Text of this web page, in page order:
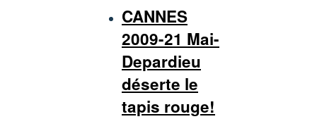
CANNES
2009-21 Mai-
Depardieu
déserte le
tapis rouge!